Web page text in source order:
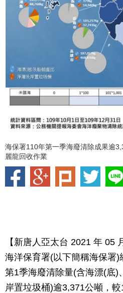
海保署110年第一季海廢清除成果逾
麗龍回收作業
【新唐人亞太台 2021 年 05
海洋保育署(以下簡稱海保署
第1季海廢清除量(含海漂(底)
岸置垃圾桶)逾3,371公噸，